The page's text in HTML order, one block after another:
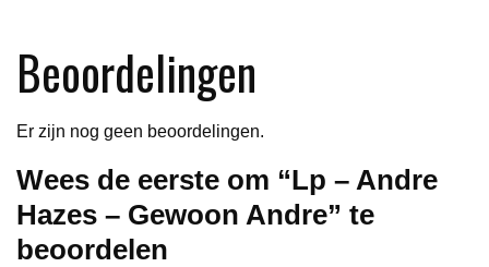
Beoordelingen
Er zijn nog geen beoordelingen.
Wees de eerste om “Lp – Andre
Hazes – Gewoon Andre” te
beoordelen